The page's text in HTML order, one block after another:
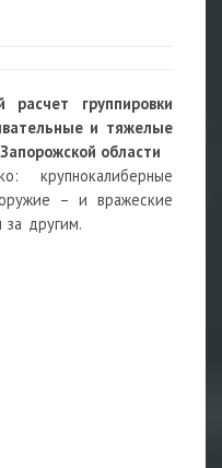
группировки
и тяжелые
Запорожской области
крупнокалиберные
– и вражеские
другим.